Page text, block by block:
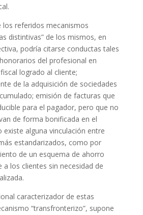
referidos mecanismos
distintivas” de los mismos, en
podría citarse conductas tales
del profesional en
logrado al cliente;
de la adquisición de sociedades
emisión de facturas que
para el pagador, pero que no
de forma bonificada en el
existe alguna vinculación entre
estandarizados, como por
de un esquema de ahorro
a los clientes sin necesidad de
caracterizador de estas
“transfronterizo”, supone